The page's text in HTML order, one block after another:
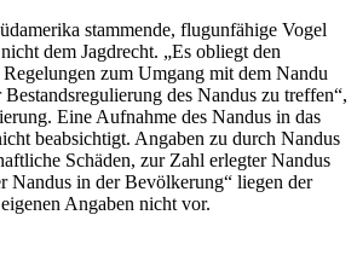
stammende, flugunfähige Vogel
dem Jagdrecht. „Es obliegt den
Regelungen zum Umgang mit dem Nandu
des Nandus zu treffen“,
Eine Aufnahme des Nandus in das
beabsichtigt. Angaben zu durch Nandus
Schäden, zur Zahl erlegter Nandus
Nandus in der Bevölkerung“ liegen der
Angaben nicht vor.